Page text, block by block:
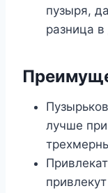
пузыря,
разница в
лучше